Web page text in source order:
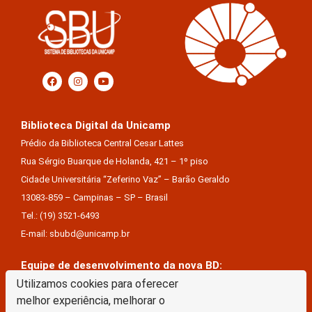
Utilizamos cookies para oferecer
melhor experiência, melhorar o
Biblioteca Digital da Unicamp
Prédio da Biblioteca Central Cesar Lattes
Rua Sérgio Buarque de Holanda, 421 – 1º piso
Cidade Universitária “Zeferino Vaz” – Barão Geraldo
13083-859 – Campinas – SP – Brasil
Tel.: (19) 3521-6493
E-mail: sbubd@unicamp.br
Equipe de desenvolvimento da nova BD:
Keite Aparecida Duarte
Márcio Vinícius De Jesus Almeida